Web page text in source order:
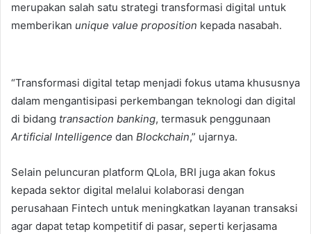
merupakan salah satu strategi transformasi digital untuk
memberikan unique value proposition kepada nasabah.
“Transformasi digital tetap menjadi fokus utama khususnya
dalam mengantisipasi perkembangan teknologi dan digital
di bidang transaction banking, termasuk penggunaan
Artificial Intelligence dan Blockchain,” ujarnya.
Selain peluncuran platform QLola, BRI juga akan fokus
kepada sektor digital melalui kolaborasi dengan
perusahaan Fintech untuk meningkatkan layanan transaksi
agar dapat tetap kompetitif di pasar, seperti kerjasama